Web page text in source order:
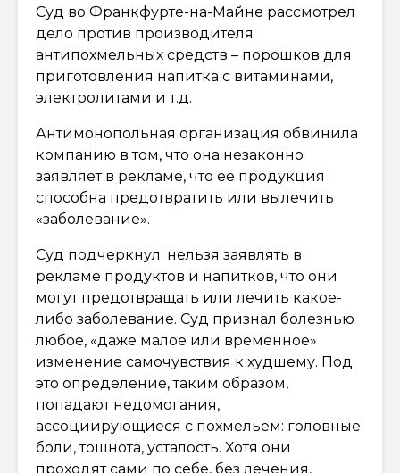
Суд во Франкфурте-на-Майне рассмотрел
дело против производителя
антипохмельных средств – порошков для
приготовления напитка с витаминами,
электролитами и т.д.
Антимонопольная организация обвинила
компанию в том, что она незаконно
заявляет в рекламе, что ее продукция
способна предотвратить или вылечить
«заболевание».
Суд подчеркнул: нельзя заявлять в
рекламе продуктов и напитков, что они
могут предотвращать или лечить какое-
либо заболевание. Суд признал болезнью
любое, «даже малое или временное»
изменение самочувствия к худшему. Под
это определение, таким образом,
попадают недомогания,
ассоциирующиеся с похмельем: головные
боли, тошнота, усталость. Хотя они
проходят сами по себе, без лечения,